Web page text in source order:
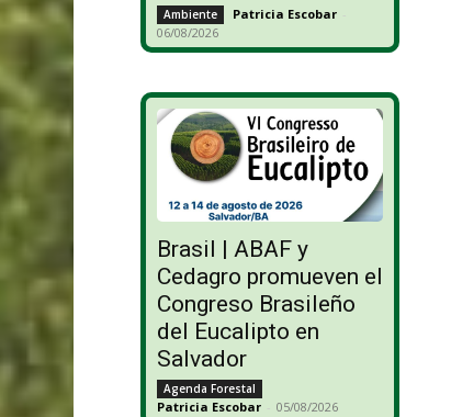
Ambiente Patricia Escobar -
06/08/2026
Brasil | ABAF y
Cedagro promueven el
Congreso Brasileño
del Eucalipto en
Salvador
Agenda Forestal
Patricia Escobar - 05/08/2026